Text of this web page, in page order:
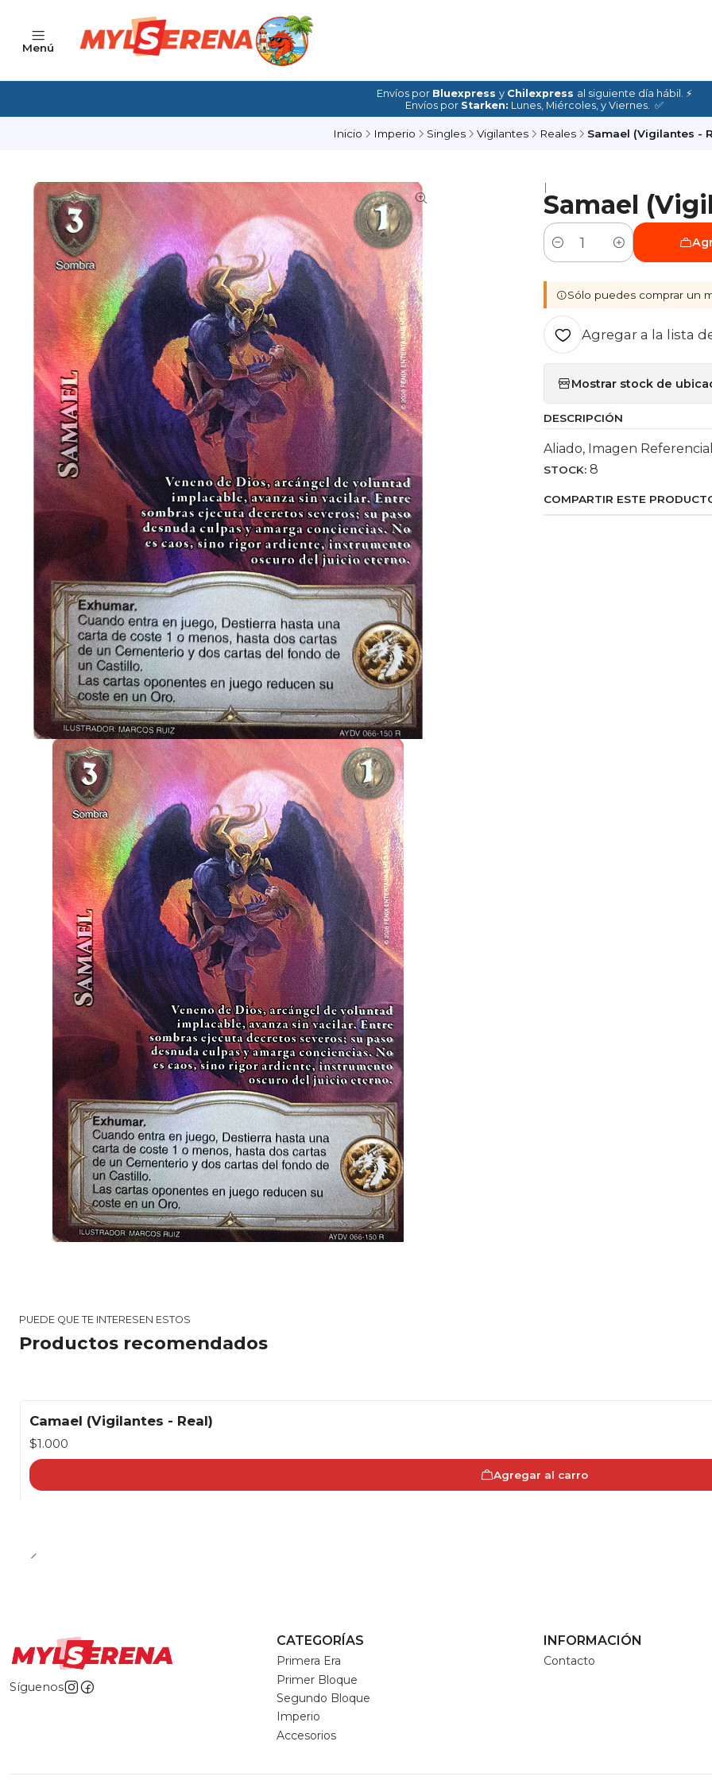
Menú
Envíos por Bluexpress y Chilexpress al siguiente día hábil. ⚡
Envíos por Starken: Lunes, Miércoles, y Viernes. ✅
Inicio Imperio Singles Vigilantes Reales Samael (Vigilantes -
|
Samael
Cantidad
Sólo puedes comprar un
Agregar a la lista
Mostrar stock de
DESCRIPCIÓN
Aliado, Imagen Referencial
STOCK: 8
COMPARTIR ESTE
PUEDE QUE TE INTERESEN ESTOS
Productos recomendados
Camael (Vigilantes - Real)
$1.000
Agregar al carro
Síguenos
CATEGORÍAS
Primera Era
Primer Bloque
Segundo Bloque
Imperio
Accesorios
INFORMACIÓN
Contacto